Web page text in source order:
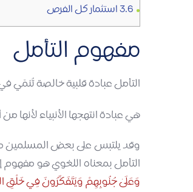
3.6استثمار كل الفرص
مفهوم التأمل
التأمل عبادة قلبية خالصة تُنمّي
هي عبادة انتهجها الأنبياء
وقد يلتبس على بعض المسلمين
التأمل بمعناه اللغوي هو مفهوم
وَعَلَىٰ جُنُوبِهِمْ وَيَتَفَكَّرُونَ فِي خَلْقِ